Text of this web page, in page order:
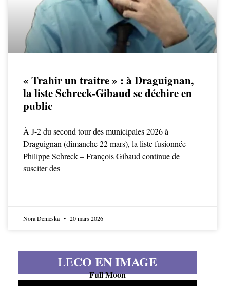
« Trahir un traitre » : à Draguignan,
la liste Schreck-Gibaud se déchire en
public
À J-2 du second tour des municipales 2026 à
Draguignan (dimanche 22 mars), la liste fusionnée
Philippe Schreck – François Gibaud continue de
susciter des
Nora Denieska 20 mars 2026
LECO EN IMAGE
Full Moon